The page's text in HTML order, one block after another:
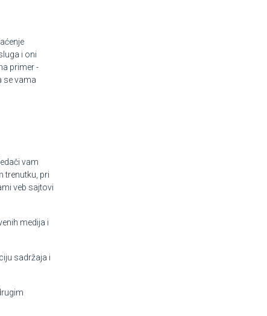
i oni
primer -
se vama
vam
trenutku, pri
veb sajtovi
medija i
sadržaja i